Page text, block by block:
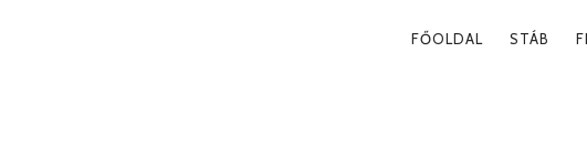
PRIMARY
FŐOLDAL STÁB